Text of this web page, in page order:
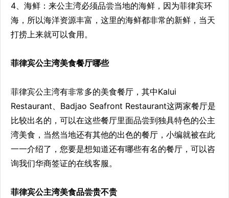
4、海鲜：来公主湾必须品尝当地的海鲜，因为菲律宾环
海，所以海洋资源丰富，这里的海鲜都非常的新鲜，当天
打捞上来就可以食用。
菲律宾公主湾美食餐厅哪些
菲律宾公主湾有非常多的美食餐厅，其中Kalui
Restaurant、Badjao Seafront Restaurant这两家餐厅是
比较出名的，可以在这些餐厅里面品尝到独具特色的公主
湾美食，当然当地还有其他的出色的餐厅，小编就被在此
一一介绍了，您要是想知道还有哪些有名的餐厅，可以咨
询我们华商签证的在线客服。
菲律宾公主湾美食品尝贵不贵